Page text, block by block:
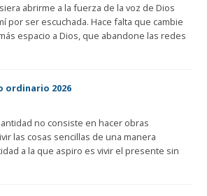
abrirme a la fuerza de la voz de Dios
por ser escuchada. Hace falta que cambie
espacio a Dios, que abandone las redes
ordinario 2026
no consiste en hacer obras
las cosas sencillas de una manera
a la que aspiro es vivir el presente sin